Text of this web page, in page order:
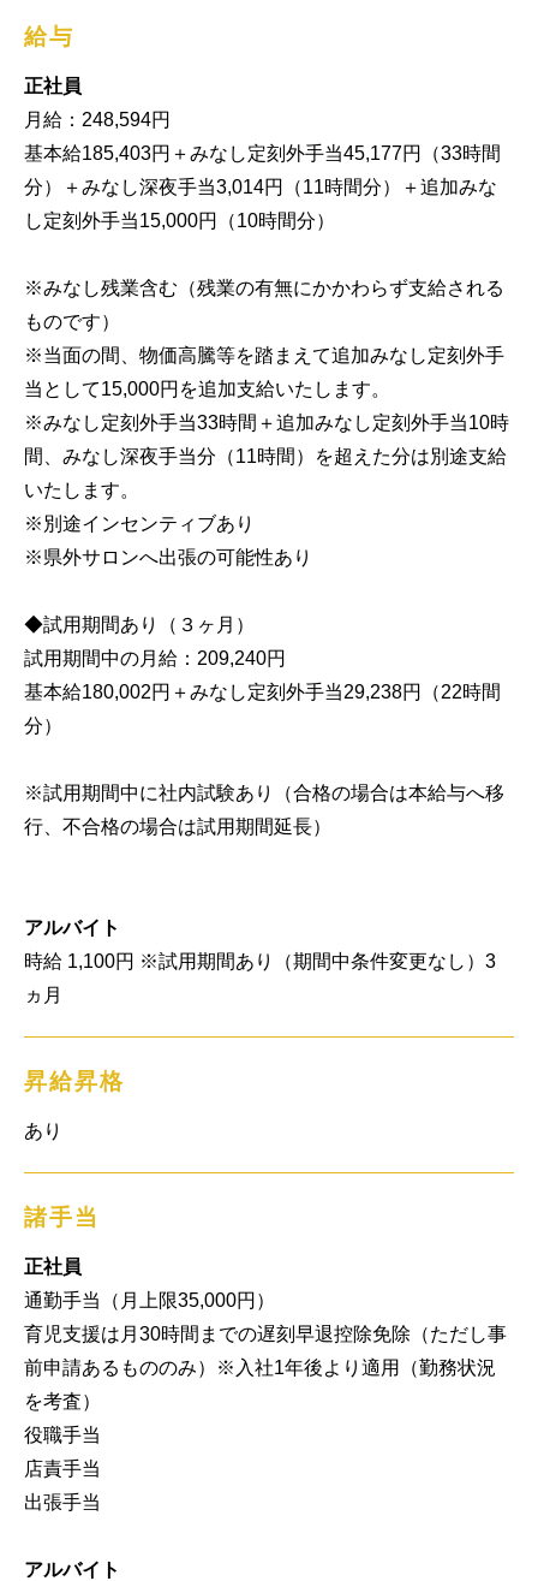
給与
正社員
月給：248,594円
基本給185,403円＋みなし定刻外手当45,177円（33時間
分）＋みなし深夜手当3,014円（11時間分）＋追加みな
し定刻外手当15,000円（10時間分）
※みなし残業含む（残業の有無にかかわらず支給される
ものです）
※当面の間、物価高騰等を踏まえて追加みなし定刻外手
当として15,000円を追加支給いたします。
※みなし定刻外手当33時間＋追加みなし定刻外手当10時
間、みなし深夜手当分（11時間）を超えた分は別途支給
いたします。
※別途インセンティブあり
※県外サロンへ出張の可能性あり
◆試用期間あり（３ヶ月）
試用期間中の月給：209,240円
基本給180,002円＋みなし定刻外手当29,238円（22時間
分）
※試用期間中に社内試験あり（合格の場合は本給与へ移
行、不合格の場合は試用期間延長）
アルバイト
時給 1,100円 ※試用期間あり（期間中条件変更なし）3
ヵ月
昇給昇格
あり
諸手当
正社員
通勤手当（月上限35,000円）
育児支援は月30時間までの遅刻早退控除免除（ただし事
前申請あるもののみ）※入社1年後より適用（勤務状況
を考査）
役職手当
店責手当
出張手当
アルバイト